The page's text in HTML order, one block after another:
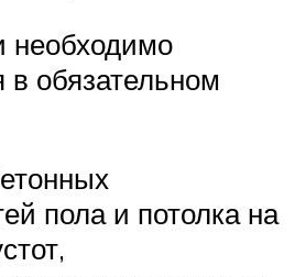
необходимо
в обязательном
пола и потолка на